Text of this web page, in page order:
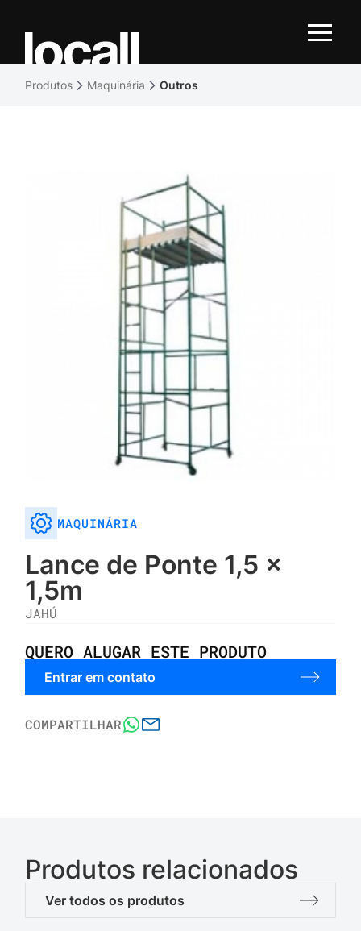
Produtos Maquinária Outros
MAQUINÁRIA
Lance de Ponte 1,5 x
1,5m
JAHÚ
QUERO ALUGAR ESTE PRODUTO
Entrar em contato
COMPARTILHAR
Produtos relacionados
Ver todos os produtos